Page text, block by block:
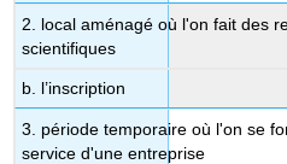
2. local aménagé où l'on fait des
scientifiques
b. l’inscription
3. période temporaire où l'on se
service d'une entreprise